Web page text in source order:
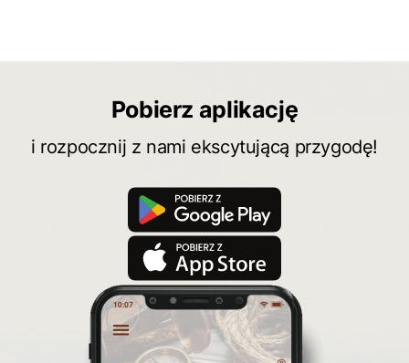
wycieczka
turystyka aktywna
świętokrzyskie
quest pieszy
planetpr
konkurs questy
quest rowerowy
festiwal Questingu
ciekawezwiedzanie
wyprawa po skarb
wycieczki śląskie
Warka
turystyka śląsk
top questy
Tokarnia
śląsk
Ruda Maleniecka
Pobierz aplikację
i rozpocznij z nami ekscytującą przygodę!